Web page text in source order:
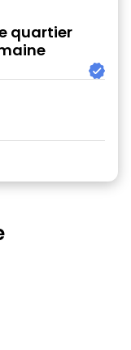
quartier